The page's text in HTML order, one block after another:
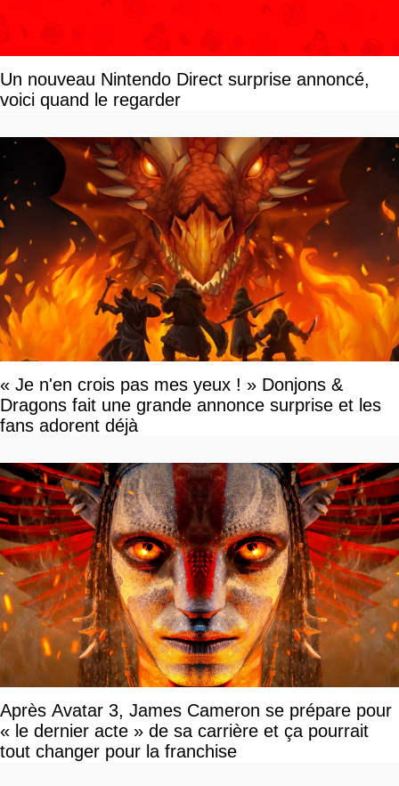
Un nouveau Nintendo Direct surprise annoncé,
voici quand le regarder
« Je n'en crois pas mes yeux ! » Donjons &
Dragons fait une grande annonce surprise et les
fans adorent déjà
Après Avatar 3, James Cameron se prépare pour
« le dernier acte » de sa carrière et ça pourrait
tout changer pour la franchise